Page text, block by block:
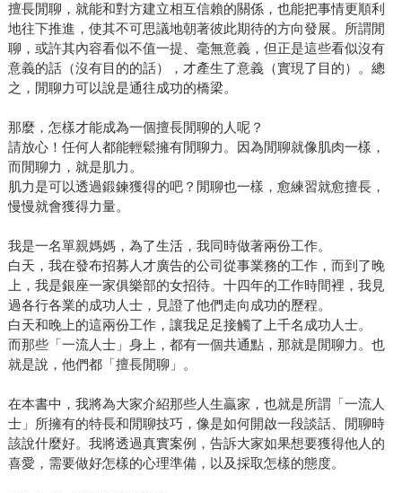
擅長閒聊，就能和對方建立相互信賴的關係，也能把事情更順利
地往下推進，使其不可思議地朝著彼此期待的方向發展。所謂閒
聊，或許其內容看似不值一提、毫無意義，但正是這些看似沒有
意義的話（沒有目的的話），才產生了意義（實現了目的）。總
之，閒聊力可以說是通往成功的橋梁。
那麼，怎樣才能成為一個擅長閒聊的人呢？
請放心！任何人都能輕鬆擁有閒聊力。因為閒聊就像肌肉一樣，
而閒聊力，就是肌力。
肌力是可以透過鍛鍊獲得的吧？閒聊也一樣，愈練習就愈擅長，
慢慢就會獲得力量。
我是一名單親媽媽，為了生活，我同時做著兩份工作。
白天，我在發布招募人才廣告的公司從事業務的工作，而到了晚
上，我是銀座一家俱樂部的女招待。十四年的工作時間裡，我見
過各行各業的成功人士，見證了他們走向成功的歷程。
白天和晚上的這兩份工作，讓我足足接觸了上千名成功人士。
而那些「一流人士」身上，都有一個共通點，那就是閒聊力。也
就是說，他們都「擅長閒聊」。
在本書中，我將為大家介紹那些人生贏家，也就是所謂「一流人
士」所擁有的特長和閒聊技巧，像是如何開啟一段談話、閒聊時
該說什麼好。我將透過真實案例，告訴大家如果想要獲得他人的
喜愛，需要做好怎樣的心理準備，以及採取怎樣的態度。